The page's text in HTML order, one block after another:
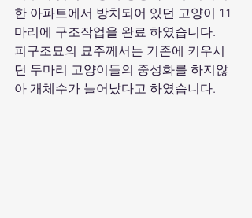
한 아파트에서 방치되어 있던 고양이 11
마리에 구조작업을 완료 하였습니다.
피구조묘의 묘주께서는 기존에 키우시
던 두마리 고양이들의 중성화를 하지않
아 개체수가 늘어났다고 하였습니다.